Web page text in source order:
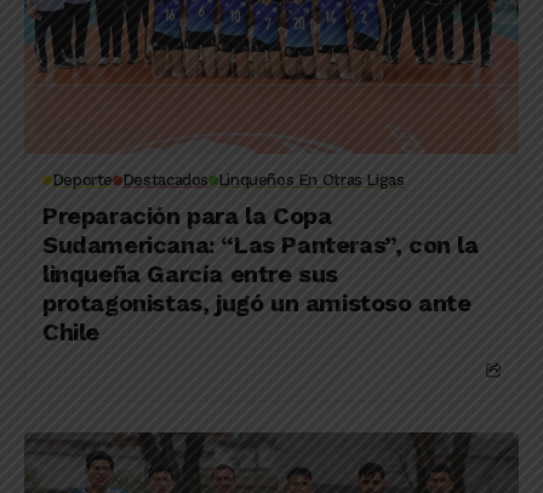
Deporte Destacados Linqueños En Otras Ligas
Preparación para la Copa
Sudamericana: “Las Panteras”, con la
linqueña García entre sus
protagonistas, jugó un amistoso ante
Chile